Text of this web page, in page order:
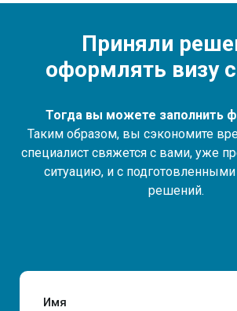
Приняли
оформлять визу
Тогда вы можете заполнить
Таким образом, вы сэкономите
специалист свяжется с вами, уже
ситуацию, и с
решений.
Имя